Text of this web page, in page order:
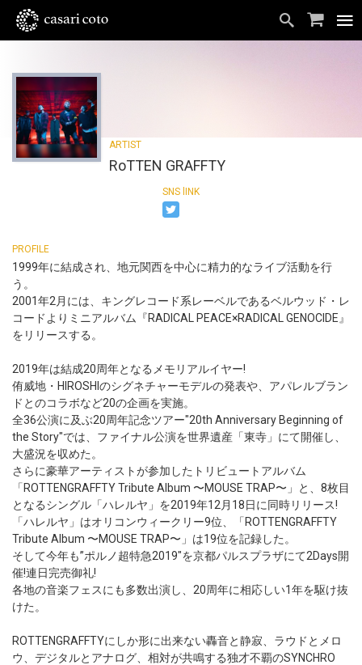
RoTTEN GRAFFTY
1999年に結成され、地元関西を中心に精力的なライブ活動を行
う。
2001年2月には、キングレコード系レーベルであるベルウッド・レ
コードよりミニアルバム『RADICAL PEACE×RADICAL GENOCIDE』
をリリースする。
2019年は結成20周年となるメモリアルイヤー!
侑威地・HIROSHIのシグネチャーモデルの発表や、アパレルブラン
ドとのコラボなど20の企画を実施。
全36公演に及ぶ20周年記念ツアー"20th Anniversary Beginning of
the Story"では、ファイナル公演を世界遺産「東寺」にて開催し、
大盛況を収めた。
さらに豪華アーティストが参加したトリビュートアルバム
「ROTTENGRAFFTY Tribute Album 〜MOUSE TRAP〜」と、8枚目
となるシングル「ハレルヤ」を2019年12月18日に同時リリース!
「ハレルヤ」はオリコンウィークリー9位、「ROTTENGRAFFTY
Tribute Album 〜MOUSE TRAP〜」は19位を記録した。
そして今年も”ポルノ超特急2019"を京都パルスプラザにて2Days開
催!連日完売御礼!
各地の音楽フェスにも多数出演し、20周年に相応しい1年を駆け抜
けた。
ROTTENGRAFFTYにしか形に出来ない轟音と静寂、ラウドとメロ
ウ、デジタルとアナログ、相対が共鳴する独才不覇のSYNCHRO